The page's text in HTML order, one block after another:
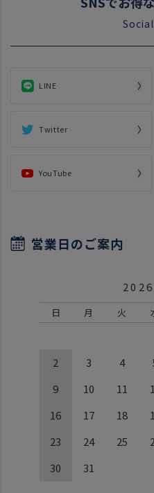
LINE
Twitter
YouTube
営業日のご案内
日 月 火
2
3 4
9
10 11
16
17 18
23
24 25
30
31